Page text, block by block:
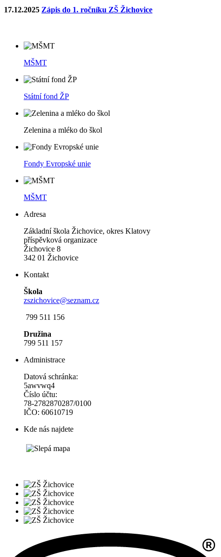
17.12.2025 Zápis do 1. ročníku ZŠ Žichovice
MŠMT
Státní fond ŽP
Zelenina a mléko do škol
Fondy Evropské unie
MŠMT
Adresa
Základní škola Žichovice, okres Klatovy
příspěvková organizace
Žichovice 8
342 01 Žichovice
Kontakt
Škola
zszichovice@seznam.cz
799 511 156
Družina
799 511 157
Administrace
Datová schránka:
5awvwq4
Číslo účtu:
78-2782870287/0100
IČO: 60610719
Kde nás najdete